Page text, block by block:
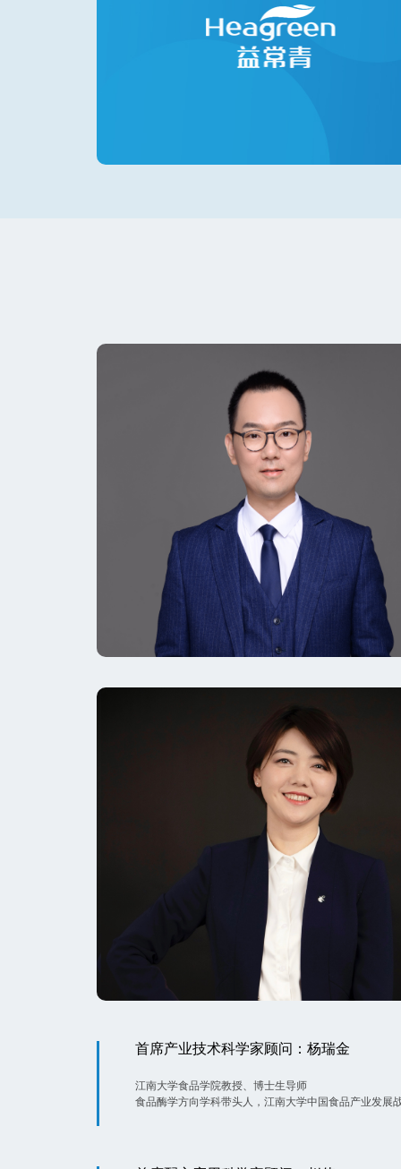
首席产业技术科学家顾问：杨瑞金
江南大学食品学院教授、博士生导师
食品酶学方向学科带头人，江南大学中国食品产业发展